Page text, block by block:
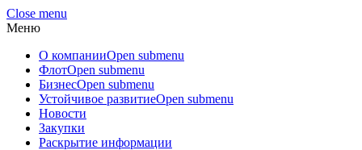
Close menu
Меню
О компанииOpen submenu
ФлотOpen submenu
БизнесOpen submenu
Устойчивое развитиеOpen submenu
Новости
Закупки
Раскрытие информации